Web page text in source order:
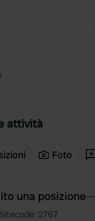
attività
Foto
una posizione—
Sitecode: 2767